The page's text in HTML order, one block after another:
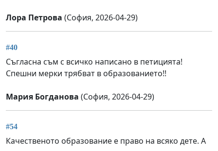
Лора Петрова (София, 2026-04-29)
#40
Съгласна съм с всичко написано в петицията!
Спешни мерки трябват в образованието!!
Мария Богданова (София, 2026-04-29)
#54
Качественото образование е право на всяко дете. А